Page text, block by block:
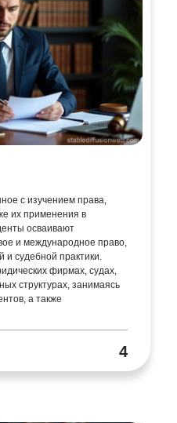
с изучением права,
их применения в
осваивают
и международное право,
судебной практики.
фирмах, судах,
структурах, занимаясь
а также
4